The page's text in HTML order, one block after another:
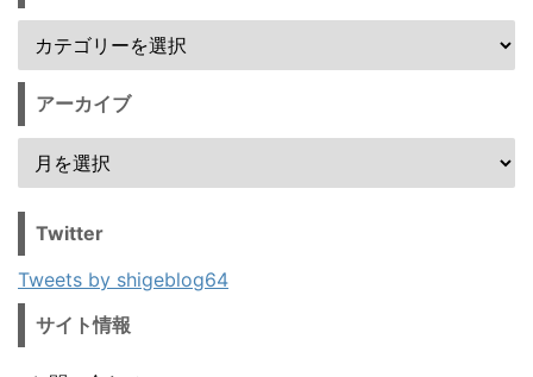
アーカイブ
Twitter
Tweets by shigeblog64
サイト情報